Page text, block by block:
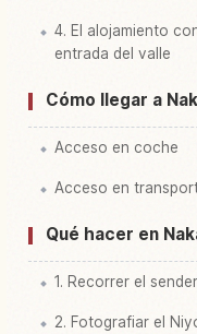
4. El alojamiento
entrada del valle
Cómo llegar a
Acceso en coche
Acceso en
Qué hacer en
1. Recorrer el
2. Fotografiar el